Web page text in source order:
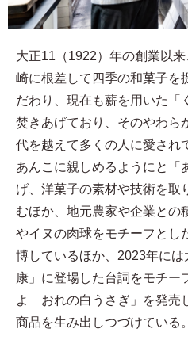
大正11（1922）年の創業以
崎に根差して四季の和菓子を
だわり、現在も薪を用いた「
焚きあげており、そのやわら
代を越えて多くの人に愛され
あんこに親しめるようにと「
げ、洋菓子の素材や技術を取
むほか、地元農家や企業との
やイヌの肉球をモチーフとし
博しているほか、2023年に
康」に登場した台詞をモチー
よ おれの白うさぎ」を発売
商品を生み出しつづけている。